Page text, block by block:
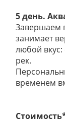
5 день.
Завершаем
занимает
любой вкус:
рек.
временем